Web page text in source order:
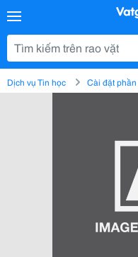
Dịch vụ Tin học Cài đặt